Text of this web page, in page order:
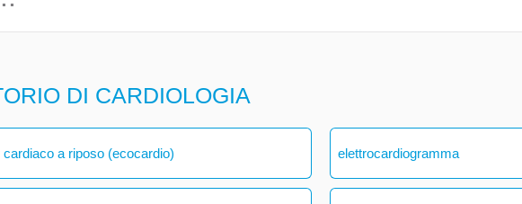
DI CARDIOLOGIA
a riposo (ecocardio) elettrocardiogramma